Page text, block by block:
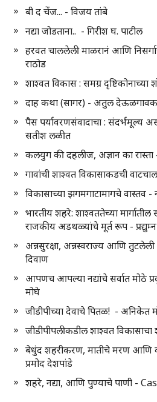
बी द चेंज... - विजय तांबे
नद्या जोडताना.. - गिरीश घ. पाटील
हरवत चाललेली माळरानं आणि
राठोड
शाश्वत विकास : समग्र दृष्टिकोनाच्या
दाह कथा (सागर) - अतुल
पैस पर्यावरणसंवादाचा : संदर्भमूल्य
सतीश लळीत
कलयुग की दहलीज, अज्ञान का रास्ता
गावांची शाश्वत विकासाकडची
विकासाच्या झगमगाटामागचे वास्तव
भारतीय शहरे: शाश्वततेच्या
राजकीय अडथळ्यांचे मूर्त रूप -
अन्नसुरक्षा, अन्नस्वराज्य आणि
दिवाण
आपणच आपल्या नद्यांचे सर्वात मोठे
मोघे
जीडीपीच्या देवाचे पितळ! - अनिकेत
जीडीपीपलीकडील शाश्वत विकासाचा
बेधुंद शहरीकरण, मातीचे मरण आणि
प्रमोद देशपांडे
शहरे, नद्या, आणि पुण्याचे पाणी -